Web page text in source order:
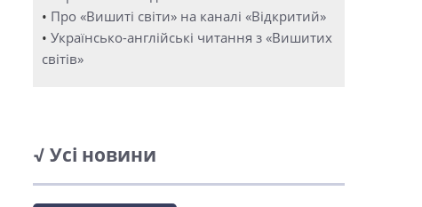
• Про «Вишиті світи» на каналі «Відкритий»
• Українсько-англійські читання з «Вишитих
світів»
√ Усі новини